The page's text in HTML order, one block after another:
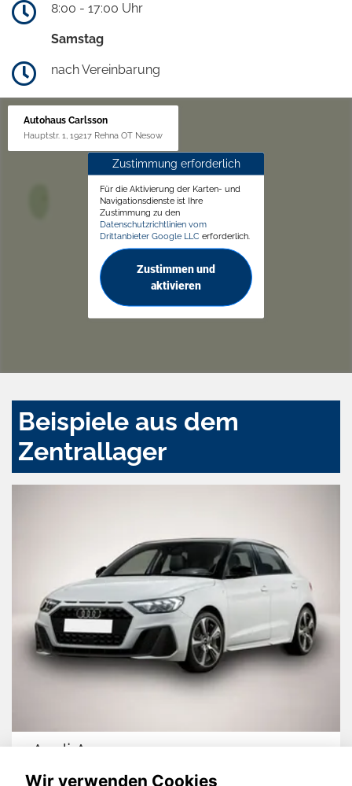
8:00 - 17:00 Uhr
Samstag
nach Vereinbarung
Autohaus Carlsson
Hauptstr. 1, 19217 Rehna OT Nesow
Zustimmung erforderlich
Für die Aktivierung der Karten- und
Navigationsdienste ist Ihre
Zustimmung zu den
Datenschutzrichtlinien vom
Drittanbieter Google LLC erforderlich.
Zustimmen und
aktivieren
Beispiele aus dem
Zentrallager
Nissan Juke
Wir verwenden Cookies